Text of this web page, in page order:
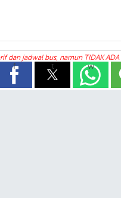
jadwal bus, namun TIDAK
f t w